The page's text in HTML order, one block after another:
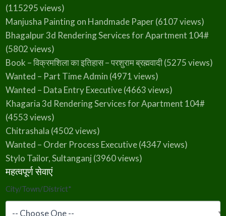
(115295 views)
Manjusha Painting on Handmade Paper(6107 views)
Bhagalpur 3d Rendering Services for Apartment 104#
(5802 views)
Book – विक्रमशिला का इतिहास – परशुराम ब्रह्मवादी(5275 views)
Wanted – Part Time Admin (4971 views)
Wanted – Data Entry Executive(4663 views)
Khagaria 3d Rendering Services for Apartment 104#
(4553 views)
Chitrashala (4502 views)
Wanted – Order Process Executive(4347 views)
Stylo Tailor, Sultanganj (3960 views)
महत्वपूर्ण सेवाएं
City/Town/District*